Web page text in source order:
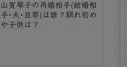
山賀琴子の再婚相手(結婚相
手･夫･旦那)は誰？馴れ初め
や子供は？